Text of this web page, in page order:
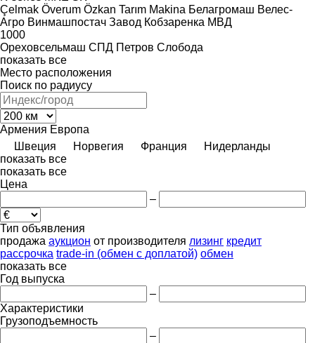
Çelmak Överum Özkan Tarım Makina Белагромаш Велес-
Агро Винмашпостач Завод Кобзаренка МВД
1000
Ореховсельмаш СПД Петров Слобода
показать все
Место расположения
Поиск по радиусу
Армения Европа
Швеция
Норвегия Франция
Нидерланды
показать все
показать все
Цена
–
Тип объявления
продажа аукцион от производителя лизинг кредит
рассрочка trade-in (обмен с доплатой) обмен
показать все
Год выпуска
–
Характеристики
Грузоподъемность
–